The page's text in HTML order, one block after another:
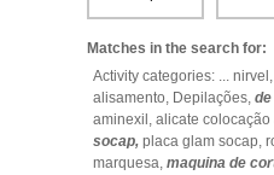
Matches in the search for:
Activity categories: ... nirvel,
alisamento, Depilações,
aminexil, alicate
socap, placa glam socap,
marquesa, maquina de